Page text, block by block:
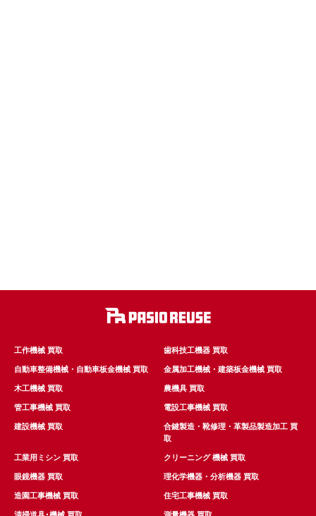
工作機械 買取 歯科技工機器 買取
自動車整備機械・自動車板金機械 買取 金属加工機械・建築板金機械 買取
木工機械 買取 農機具 買取
管工事機械 買取 電設工事機械 買取
建設機械 買取
合鍵製造・靴修理・革製品製造加工 買
取
工業用ミシン 買取 クリーニング 機械 買取
眼鏡機器 買取 理化学機器・分析機器 買取
造園工事機械 買取 住宅工事機械 買取